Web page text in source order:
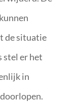
de situatie
stel er het
in